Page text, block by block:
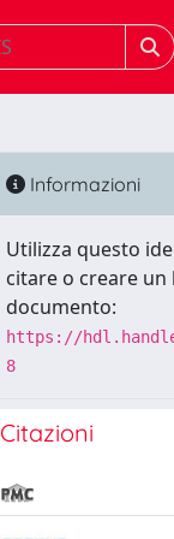
Informazioni
Utilizza questo
citare o creare un
documento:
https://
8
Citazioni